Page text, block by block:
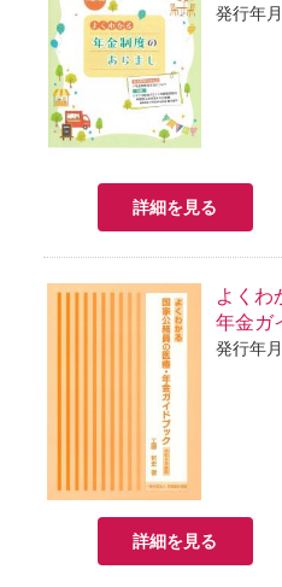
発行年
詳細を見る
よくわ
年金ガ
発行年
詳細を見る